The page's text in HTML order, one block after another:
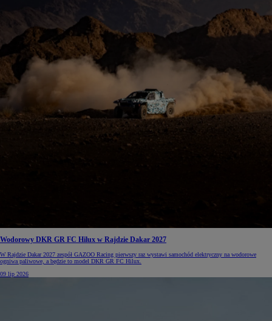
Wodorowy DKR GR FC Hilux w Rajdzie Dakar 2027
W Rajdzie Dakar 2027 zespół GAZOO Racing pierwszy raz wystawi samochód elektryczny na wodorowe
ogniwa paliwowe, a będzie to model DKR GR FC Hilux.
09 lip 2026